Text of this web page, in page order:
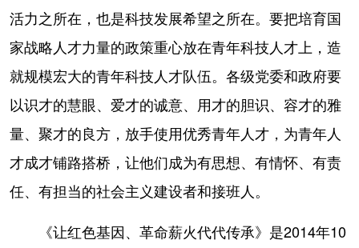
活力之所在，也是科技发展希望之所在。要把培育国
家战略人才力量的政策重心放在青年科技人才上，造
就规模宏大的青年科技人才队伍。各级党委和政府要
以识才的慧眼、爱才的诚意、用才的胆识、容才的雅
量、聚才的良方，放手使用优秀青年人才，为青年人
才成才铺路搭桥，让他们成为有思想、有情怀、有责
任、有担当的社会主义建设者和接班人。
《让红色基因、革命薪火代代传承》是2014年10